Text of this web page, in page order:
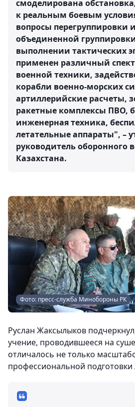
смоделирована
к реальным боевым
вопросы перегруппировки
объединенной
выполнении тактических
применен различный
военной техники,
корабли военно-морских
артиллерийские расчеты,
ракетные комплексы ПВО,
инженерная техника,
летательные аппараты", –
руководитель оборонного
Казахстана.
Фото: пресс-служба Минобороны РК
Руслан Жаксылыков
учение, проводившееся на
отличалось не только
профессиональной подготовки